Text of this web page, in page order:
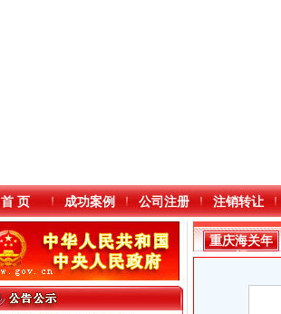
首 页 成功案例 公司注册 注销转让
重庆海关年
报